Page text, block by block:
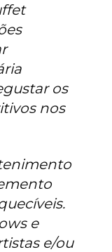
os
nos
e
e/ou